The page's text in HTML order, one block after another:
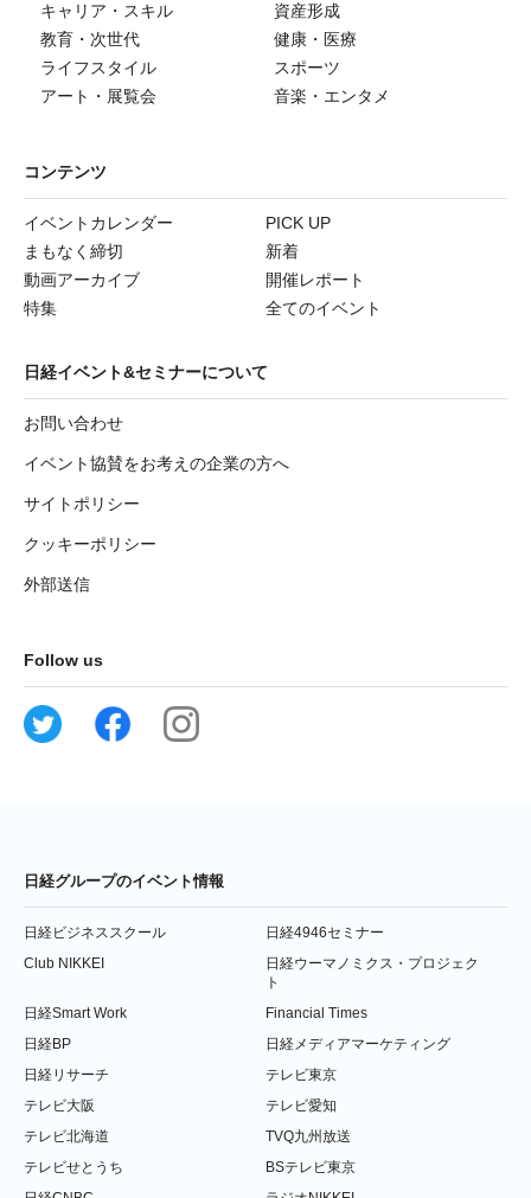
キャリア・スキル
資産形成
教育・次世代
健康・医療
ライフスタイル
スポーツ
アート・展覧会
音楽・エンタメ
コンテンツ
イベントカレンダー
PICK UP
まもなく締切
新着
動画アーカイブ
開催レポート
特集
全てのイベント
日経イベント&セミナーについて
お問い合わせ
イベント協賛をお考えの企業の方へ
サイトポリシー
クッキーポリシー
外部送信
Follow us
日経グループのイベント情報
日経ビジネススクール
日経4946セミナー
Club NIKKEI
日経ウーマノミクス・プロジェク
ト
日経Smart Work
Financial Times
日経BP
日経メディアマーケティング
日経リサーチ
テレビ東京
テレビ大阪
テレビ愛知
テレビ北海道
TVQ九州放送
テレビせとうち
BSテレビ東京